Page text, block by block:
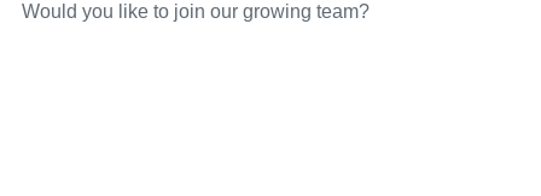
Would you like to join our growing team?